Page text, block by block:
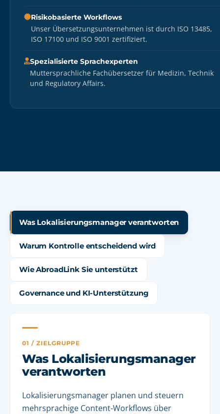
Risikobasierte Workflows
Unser Übersetzungsunternehmen ist durch ISO 13485,
ISO 17100 und ISO 9001 zertifiziert.
Spezialisierte Sprachexperten
Muttersprachliche Fachübersetzer für Medizin, Technik
und Regulatory Affairs.
Was Lokalisierungsmanager verantworten
Warum Kontrolle entscheidend wird
Wie AbroadLink Sie unterstützt
Governance und KI-Unterstützung
01 / ZIELGRUPPE
Was Lokalisierungsmanager
verantworten
Lokalisierungsmanager planen und steuern
mehrsprachige Content-Workflows über